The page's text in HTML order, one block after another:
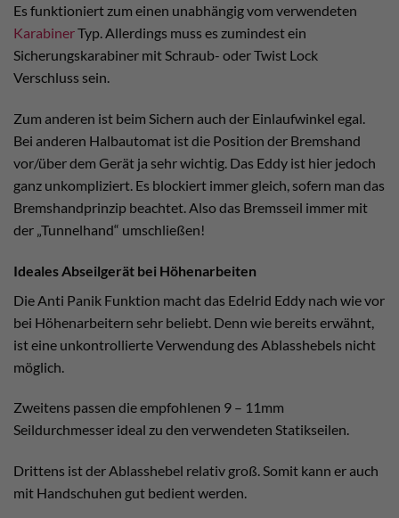
Es funktioniert zum einen unabhängig vom verwendeten
KarabinerTyp. Allerdings muss es zumindest ein
Sicherungskarabiner mit Schraub- oder Twist Lock
Verschluss sein.
Zum anderen ist beim Sichern auch der Einlaufwinkel egal.
Bei anderen Halbautomat ist die Position der Bremshand
vor/über dem Gerät ja sehr wichtig. Das Eddy ist hier jedoch
ganz unkompliziert. Es blockiert immer gleich, sofern man das
Bremshandprinzip beachtet. Also das Bremsseil immer mit
der „Tunnelhand“ umschließen!
Ideales Abseilgerät bei Höhenarbeiten
Die Anti Panik Funktion macht das Edelrid Eddy nach wie vor
bei Höhenarbeitern sehr beliebt. Denn wie bereits erwähnt,
ist eine unkontrollierte Verwendung des Ablasshebels nicht
möglich.
Zweitens passen die empfohlenen 9 – 11mm
Seildurchmesser ideal zu den verwendeten Statikseilen.
Drittens ist der Ablasshebel relativ groß. Somit kann er auch
mit Handschuhen gut bedient werden.